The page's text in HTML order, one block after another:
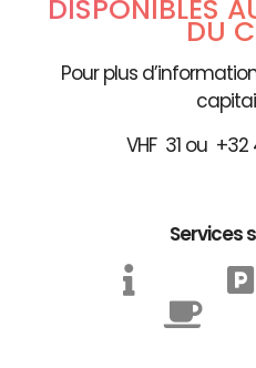
DISPONIBLES
DU
Pour plus
VHF 31 ou
Services